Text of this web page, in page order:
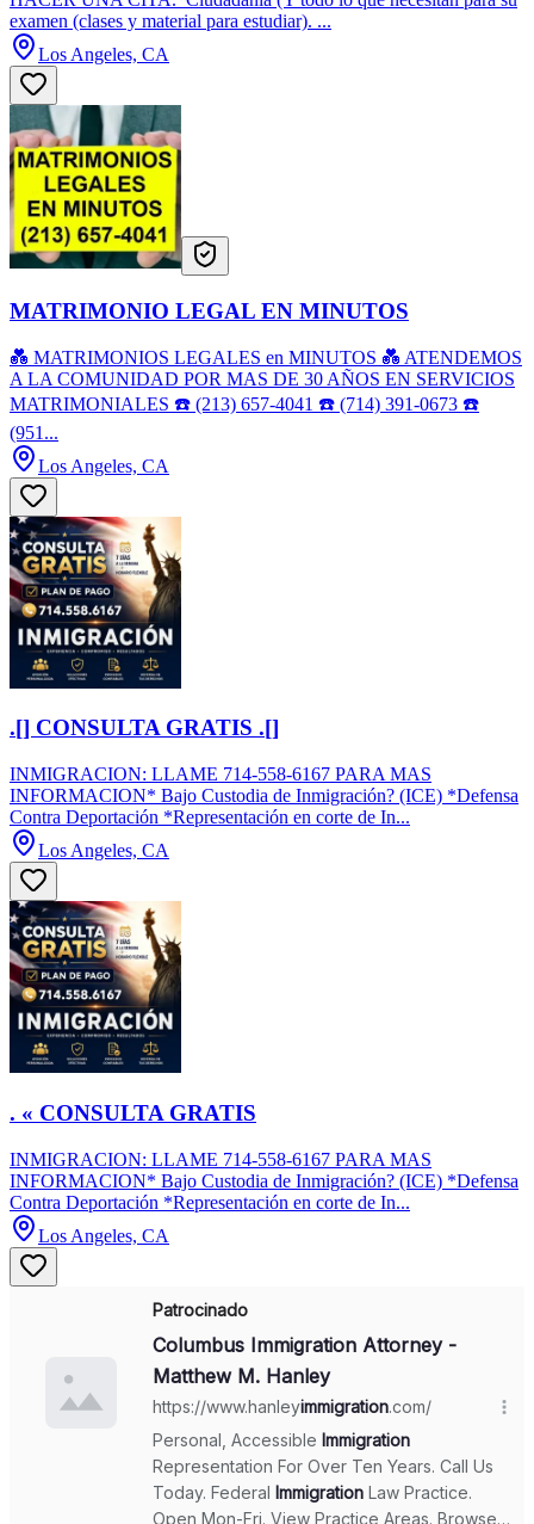
examen (clases y material para estudiar). ...
Los Angeles, CA
MATRIMONIO LEGAL EN MINUTOS
💑 MATRIMONIOS LEGALES en MINUTOS 💑 ATENDEMOS
A LA COMUNIDAD POR MAS DE 30 AÑOS EN SERVICIOS
MATRIMONIALES ☎️ (213) 657-4041 ☎️ (714) 391-0673 ☎️
(951...
Los Angeles, CA
.[] CONSULTA GRATIS .[]
INMIGRACION: LLAME 714-558-6167 PARA MAS
INFORMACION* Bajo Custodia de Inmigración? (ICE) *Defensa
Contra Deportación *Representación en corte de In...
Los Angeles, CA
. « CONSULTA GRATIS
INMIGRACION: LLAME 714-558-6167 PARA MAS
INFORMACION* Bajo Custodia de Inmigración? (ICE) *Defensa
Contra Deportación *Representación en corte de In...
Los Angeles, CA